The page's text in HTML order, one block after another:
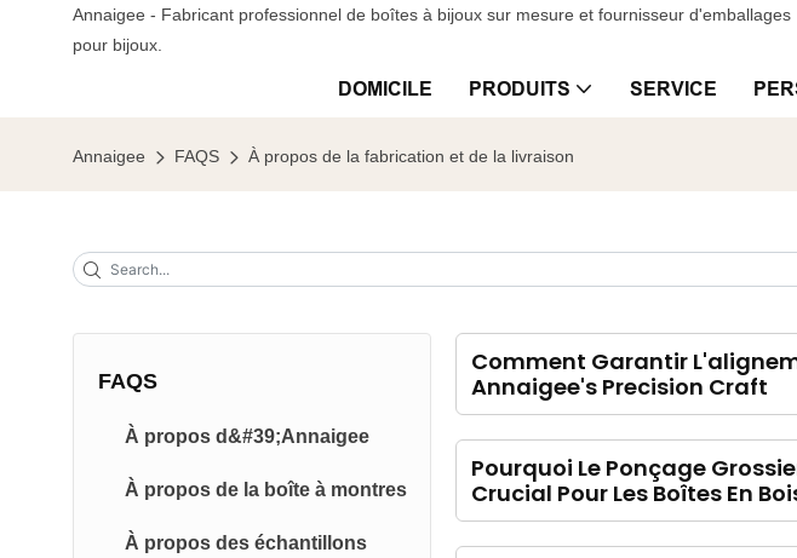
Annaigee - Fabricant professionnel de boîtes à bijoux sur mesure et fournisseur d'emballages
pour bijoux.
DOMICILE PRODUITS SERVICE
Annaigee FAQS À propos de la fabrication et de la livraison
FAQS
À propos d&#39;Annaigee
À propos de la boîte à montres
À propos des échantillons
Comment Garantir
Annaigee's Precision Craft
Pourquoi Le Ponçage
Crucial Pour Les Boîtes En